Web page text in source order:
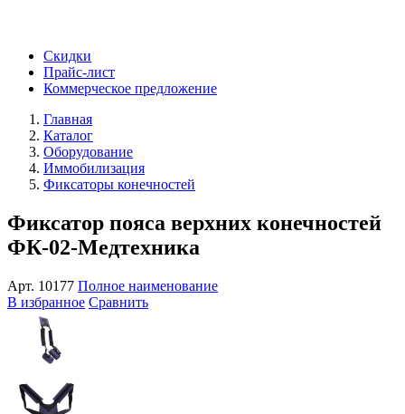
Скидки
Прайс-лист
Коммерческое предложение
Главная
Каталог
Оборудование
Иммобилизация
Фиксаторы конечностей
Фиксатор пояса верхних конечностей
ФК-02-Медтехника
Арт. 10177 Полное наименование
В избранное Сравнить